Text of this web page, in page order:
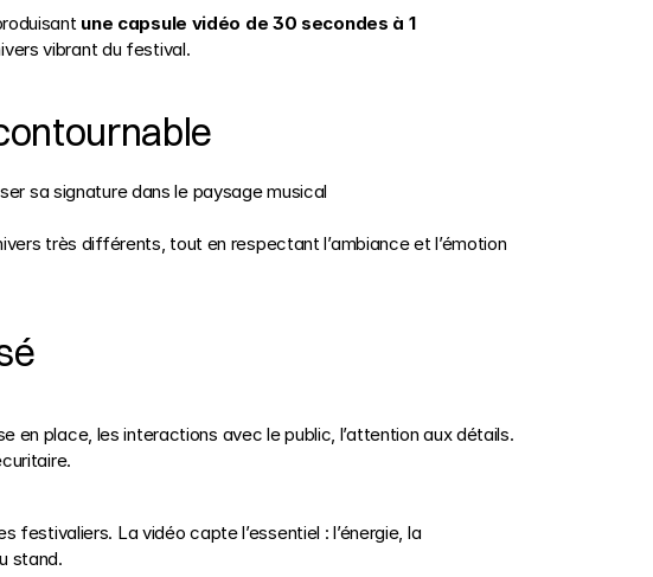
une capsule vidéo de 30 secondes à 1
vibrant du festival.
sa signature dans le paysage musical
très différents, tout en respectant l’ambiance et l’émotion
en place, les interactions avec le public, l’attention aux détails.
La vidéo capte l’essentiel : l’énergie, la
stand.